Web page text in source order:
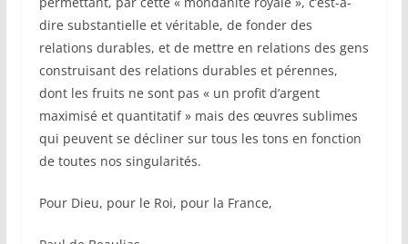
dire substantielle et véritable, de fonder des
relations durables, et de mettre en relations des gens
construisant des relations durables et pérennes,
dont les fruits ne sont pas « un profit d’argent
maximisé et quantitatif » mais des œuvres sublimes
qui peuvent se décliner sur tous les tons en fonction
de toutes nos singularités.
Pour Dieu, pour le Roi, pour la France,